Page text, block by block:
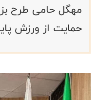
مهگل حامی طرح
حمايت از ورزش